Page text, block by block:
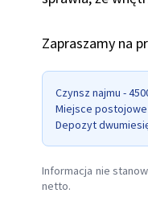
Zapraszamy na
Czynsz najmu -
Miejsce
Depozyt
Informacja nie
netto.